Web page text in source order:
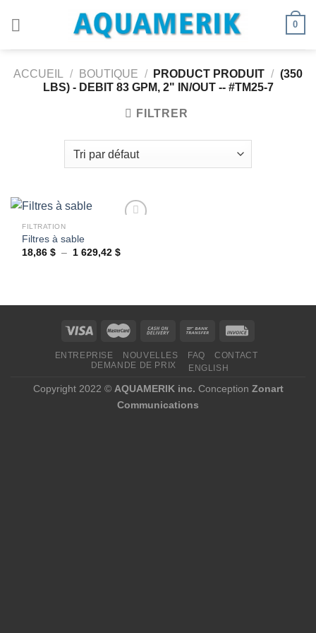
0
ACCUEIL / BOUTIQUE / PRODUCT PRODUIT / (350
LBS) - DEBIT 83 GPM, 2" IN/OUT -- #TM25-7
FILTRER
Ajouter
FILTRATION
Filtres à sable
18,86$ – 1 629,42$Plage
629,42 $
ENTREPRISE NOUVELLES FAQ
CONTACT
DEMANDE DE PRIX
ENGLISH
Copyright 2022 © AQUAMERIK inc. Conception Zonart
Communications